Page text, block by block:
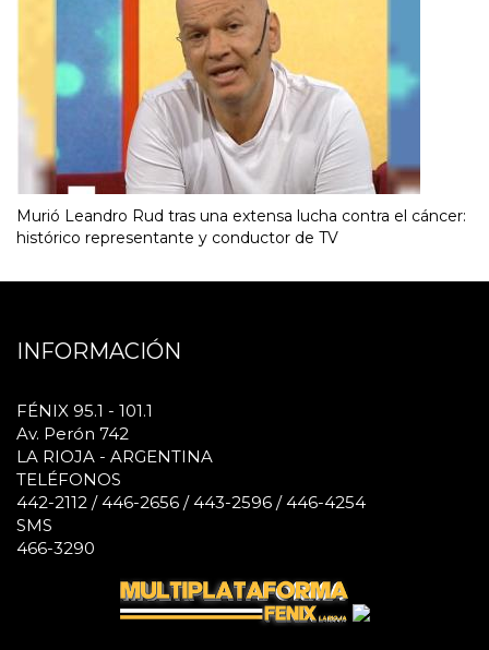
Murió Leandro Rud tras una extensa lucha contra el cáncer:
histórico representante y conductor de TV
INFORMACIÓN
FÉNIX 95.1 - 101.1
Av. Perón 742
LA RIOJA - ARGENTINA
TELÉFONOS
442-2112 / 446-2656 / 443-2596 / 446-4254
SMS
466-3290